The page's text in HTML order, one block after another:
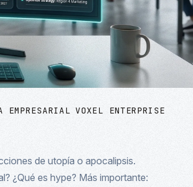
EMPRESARIAL VOXEL ENTERPRISE
de utopía o apocalipsis.
¿Qué es hype? Más importante: